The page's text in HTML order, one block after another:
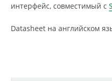
интерфейс, совместимый с
Datasheet на английском